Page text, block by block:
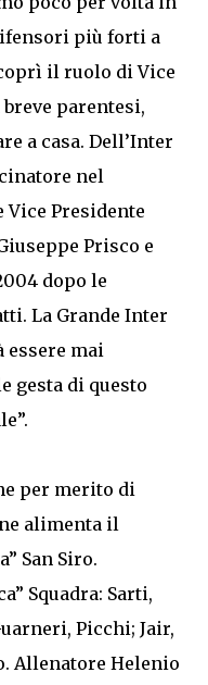
più forti a
il ruolo di Vice
breve parentesi,
a casa. Dell’Inter
nel
Presidente
Prisco e
dopo le
La Grande Inter
mai
gesta di questo
per merito di
alimenta il
San Siro.
Squadra: Sarti,
Picchi; Jair,
Allenatore Helenio